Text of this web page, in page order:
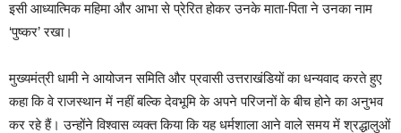
इसी आध्यात्मिक महिमा और आभा से प्रेरित होकर उनके माता-पिता ने उनका नाम
‘पुष्कर’ रखा।
मुख्यमंत्री धामी ने आयोजन समिति और प्रवासी उत्तराखंडियों का धन्यवाद करते हुए
कहा कि वे राजस्थान में नहीं बल्कि देवभूमि के अपने परिजनों के बीच होने का अनुभव
कर रहे हैं। उन्होंने विश्वास व्यक्त किया कि यह धर्मशाला आने वाले समय में श्रद्धालुओं